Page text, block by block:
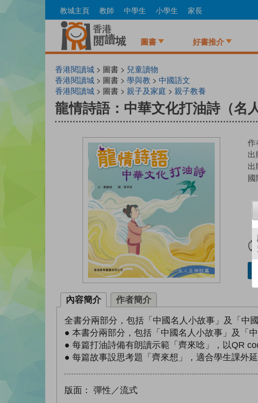
to
教城主頁 教師 中學生 小學生 家長
圖書 好書推介
香港閱讀城> 圖書 > 兒童讀物
香港閱讀城> 圖書 > 學與教 > 中國語文
香港閱讀城> 圖書 > 親子及家庭 > 親子教養
龍情詩語：中華文化打油詩（名
作
出
出
國
內容簡介 作者簡介
全書分兩部分，包括「中國名人小故事」及「中
● 本書分兩部分，包括「中國名人小故事」及「
● 每篇打油詩備有朗讀示範「齊來唸」，以QR
● 每篇故事設思考題「齊來想」，適合學生課外延
版面： 彈性／流式